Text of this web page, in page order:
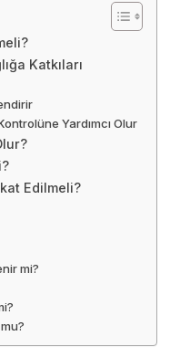
Katkıları
Yardımcı Olur
Edilmeli?
mi?